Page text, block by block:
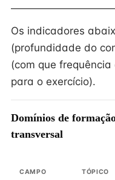
Os indicadores
(profundidade do
(com que frequência
para o exercício).
Domínios de
transversal
CAMPO TÓPICO